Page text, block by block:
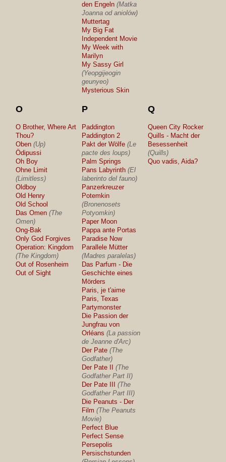
den Engeln (Matka
Joanna od aniolów)
Muttertag
My Big Fat
Independent Movie
My Week with
Marilyn
My Sassy Girl
(Yeopgijeogin
geunyeo)
Mysterious Skin
O
O Brother, Where Art
Thou?
Oben (Up)
Ödipussi
Oh Boy
Ohne Limit
(Limitless)
Oldboy
Old Henry
Old School
Das Omen (The
Omen)
Ong-Bak
Only God Forgives
Operation: Kingdom
(The Kingdom)
Out of Rosenheim
Out of Sight
P
Paddington
Paddington 2
Pakt der Wölfe (Le
pacte des loups)
Palm Springs
Pans Labyrinth (El
laberinto del fauno)
Panzerkreuzer
Potemkin
(Bronenosets
Potyomkin)
Paper Moon
Pappa ante Portas
Paradise Now
Parallele Mütter
(Madres paralelas)
Das Parfum - Die
Geschichte eines
Mörders
Paris, je t'aime
Paris, Texas
Partymonster
Die Passion der
Jungfrau von
Orléans (La passion
de Jeanne d'Arc)
Der Pate (The
Godfather)
Der Pate II
(The
Godfather Part II)
Der Pate III
(The
Godfather Part III)
Die Peanuts - Der
Film (The Peanuts
Movie)
Perfect Blue
Perfect Sense
Persepolis
Persischstunden
Q
Queen City Rocker
Quills - Macht der
Besessenheit
(Quills)
Quo vadis, Aida?